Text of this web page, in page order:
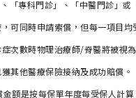
「專科門診」、「中醫門診」或
可同時申請索償，但每一項目均
次數時物理治療師/脊醫將被視
其他醫療保險接納及成功賠償。
額是按每保單年度每受保人計算